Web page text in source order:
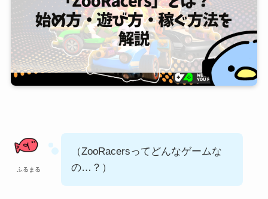
ふるまる
（ZooRacersってどんなゲームな
の…？）